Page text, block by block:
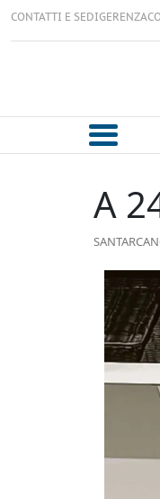
CONTATTI E SEDIGERENZA
A